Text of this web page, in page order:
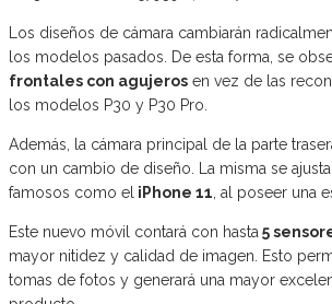
Los diseños de cámara cambiarán
los modelos pasados. De esta forma, se
frontales con agujeros en vez de las
los modelos P30 y P30 Pro.
Además, la cámara principal de la parte
con un cambio de diseño. La misma se
famosos como el iPhone 11 , al poseer una
Este nuevo móvil contará con hasta 5
mayor nitidez y calidad de imagen. Esto
tomas de fotos y generará una mayor